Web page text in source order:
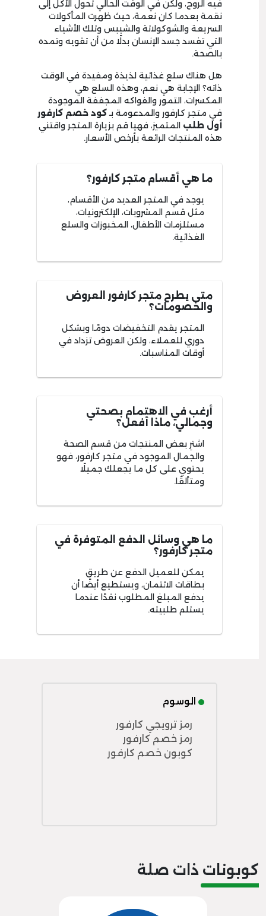
فيه الروح، ولكن في الوقت الحالي تحول الأكل إلى
نقمة بعدما كان نعمة، حيث ظهرت المأكولات
السريعة والشوكولاتة والشيبس وتلك الأشياء
التي تفسد جسد الإنسان بدلًا من أن تقويه وتمده
بالصحة.
هل هناك سلع غذائية لذيذة ومفيدة في الوقت
ذاته؟ الإجابة هي نعم، وهذه السلع هي
المكسرات، التمور والفواكه المجففة الموجودة
في متجر كارفور والمدعومة بـكود خصم كارفور
أول طلب المتميز، فهيا قم بزيارة المتجر واقتني
هذه المنتجات الرائعة بأرخص الأسعار.
ما هي أقسام متجر كارفور؟
يوجد في المتجر العديد من الأقسام،
مثل قسم المشروبات، الإلكترونيات،
مستلزمات الأطفال، المخبوزات والسلع
الغذائية.
متى يطرح متجر كارفور العروض
والخصومات؟
المتجر يقدم التخفيضات دومًا وبشكل
دوري للعملاء، ولكن العروض تزداد في
أوقات المناسبات.
أرغب في الاهتمام بصحتي
وجمالي، ماذا أفعل؟
اشترِ بعض المنتجات من قسم الصحة
والجمال الموجود في متجر كارفور، فهو
يحتوي على كل ما يجعلك جميلًا
ومتألقًا.
ما هي وسائل الدفع المتوفرة في
متجر كارفور؟
يمكن للعميل الدفع عن طريق
بطاقات الائتمان، ويستطيع أيضًا أن
يدفع المبلغ المطلوب نقدًا عندما
يستلم طلبيته.
الوسوم
رمز ترويجي كارفور
رمز خصم كارفور
كوبون خصم كارفور
كوبونات ذات صلة